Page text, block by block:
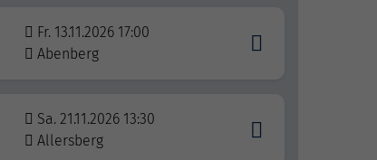
Fr. 13.11.2026 17:00
Abenberg
Sa. 21.11.2026 13:30
Allersberg